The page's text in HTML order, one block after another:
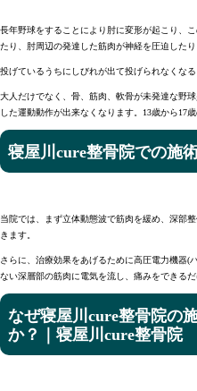
長年野球をすることにより肘に変形が起こり、
たり、肘周辺の発達した筋肉が神経を圧迫した
投げているうちにしびれが出て投げられなくなる
大人だけでなく、骨、筋肉、軟骨が未発達な野
した運動動作が出来なくなります。13歳から17
寝屋川cure整骨院での施
当院では、まず立体動態波で筋肉を緩め、深部
きます。
さらに、治療効果をあげるために高圧電力機器(
ない深層部の筋肉に電気を流し、痛みをできるだ
なぜ寝屋川cure整骨院の
か？｜寝屋川cure整骨院